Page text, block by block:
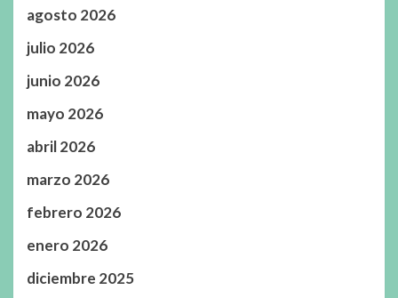
agosto 2026
julio 2026
junio 2026
mayo 2026
abril 2026
marzo 2026
febrero 2026
enero 2026
diciembre 2025